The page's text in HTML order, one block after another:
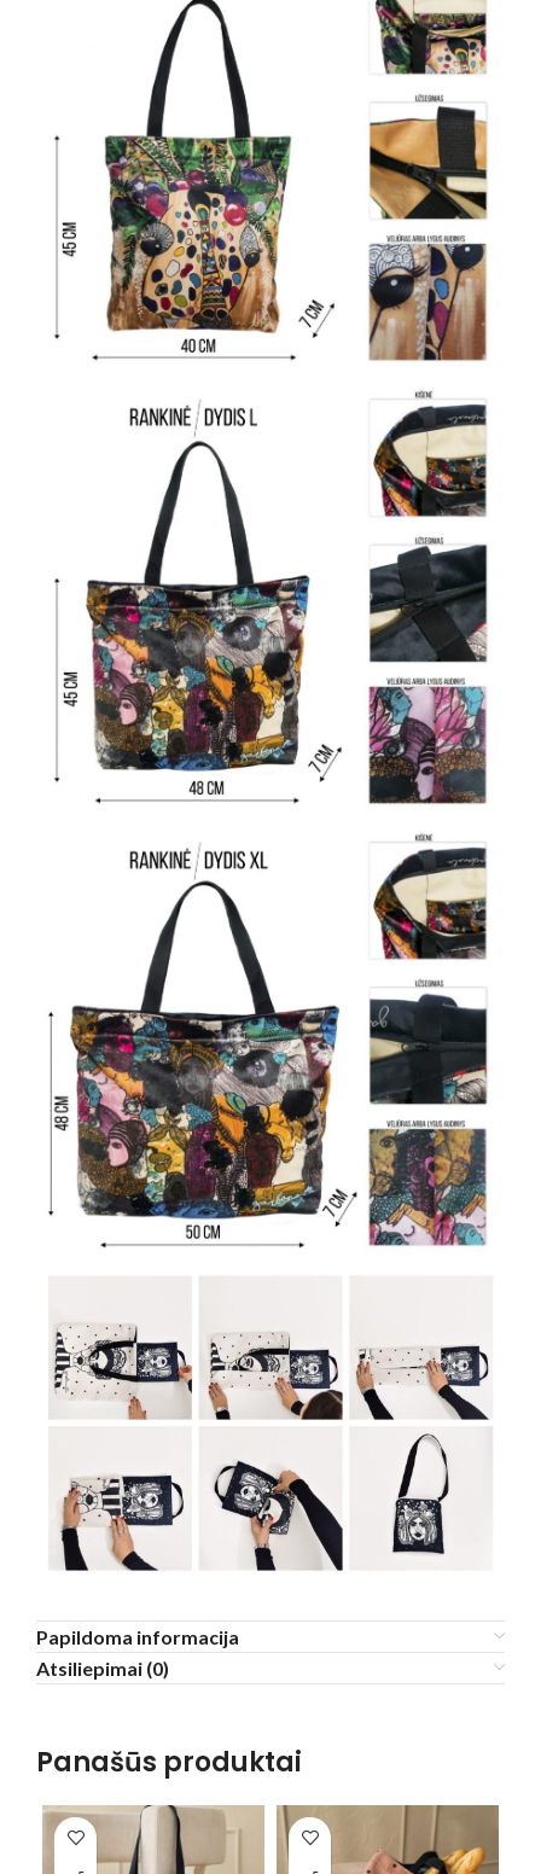
Papildoma informacija
Atsiliepimai (0)
Panašūs produktai